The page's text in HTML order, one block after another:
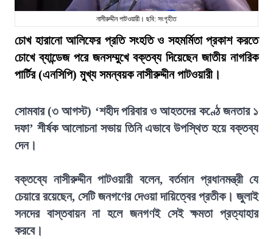
নাসীরুদ্দীন পাটওয়ারী। ছবি: সংগৃহীত
চোখ হারানো আলিফের প্রতি সংহতি ও সহমর্মিতা প্রকাশ করতে
চোখে ব্যান্ডেজ পরে জনসম্মুখে বক্তব্য দিয়েছেন জাতীয় নাগরিক
পার্টির (এনসিপি) মুখ্য সমন্বয়ক নাসীরুদ্দীন পাটওয়ারী।
সোমবার (৩ আগস্ট) ‘শহীদ পরিবার ও আহতদের কণ্ঠে জনতার ১
দফা’ শীর্ষক আলোচনা সভায় তিনি এভাবে উপস্থিত হয়ে বক্তব্য
দেন।
বক্তব্যে নাসীরুদ্দীন পাটওয়ারী বলেন, বর্তমান প্রধানমন্ত্রী যে
চেয়ারে রয়েছেন, সেটি জনগণের দেওয়া দায়িত্বের প্রতীক। জুলাই
সনদের বাস্তবায়ন না হলে জনগণই সেই ক্ষমতা প্রত্যাহার
করবে।